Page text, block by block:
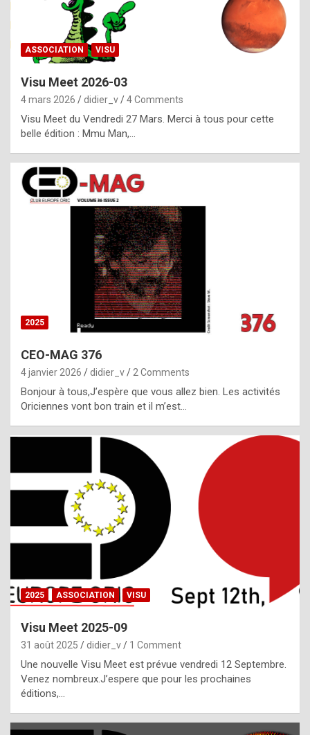
p
l
c
h
i
s
t
o
r
p
e
c
i
l
,
g
h
t
f
ASSOCIATION VISU
Visu Meet 2026-03
4 mars 2026 didier_v 4 Comments
Visu Meet du Vendredi 27 Mars. Merci à tous pour cette
belle édition : Mmu Man,…
2025
CEO-MAG 376
4 janvier 2026 didier_v 2 Comments
Bonjour à tous,J’espère que vous allez bien. Les activités
Oriciennes vont bon train et il m’est…
2025 ASSOCIATION VISU
Visu Meet 2025-09
31 août 2025 didier_v 1 Comment
Une nouvelle Visu Meet est prévue vendredi 12 Septembre.
Venez nombreux.J’espere que pour les prochaines
éditions,…